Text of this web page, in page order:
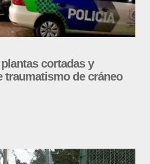
cortadas y
traumatismo de cráneo